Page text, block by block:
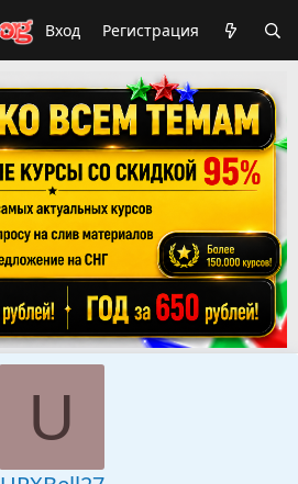
Вход Регистрация
U